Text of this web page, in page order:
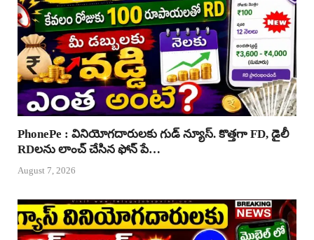
PhonePe : వినియోగదారులకు గుడ్ న్యూస్. కొత్తగా FD, డైలీ
RDలను లాంచ్ చేసిన ఫోన్ పే…
August 7, 2026